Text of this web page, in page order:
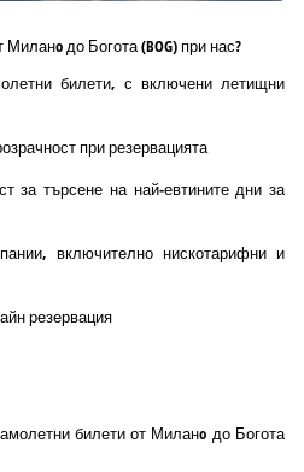
до Богота (BOG) при нас?
билети, с включени летищни
при резервацията
за търсене на най-евтините дни за
включително нискотарифни и
резервация
билети от Миланo до Богота